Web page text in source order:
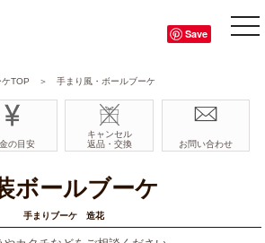
Save
TOP ＞ 手まり風・ボールブーケ
の目安
キャンセル
返品・交換
お問い合わせ
ボールブーケ
手まりブーケ 造花